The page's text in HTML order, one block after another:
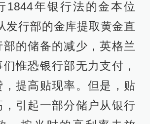
1844年银行法的金本位
发行部的金库提取黄金直
的储备的减少，英格兰
惟恐银行部无力支付，
，提高贴现率。但是，贴
，引起一部分储户从银行